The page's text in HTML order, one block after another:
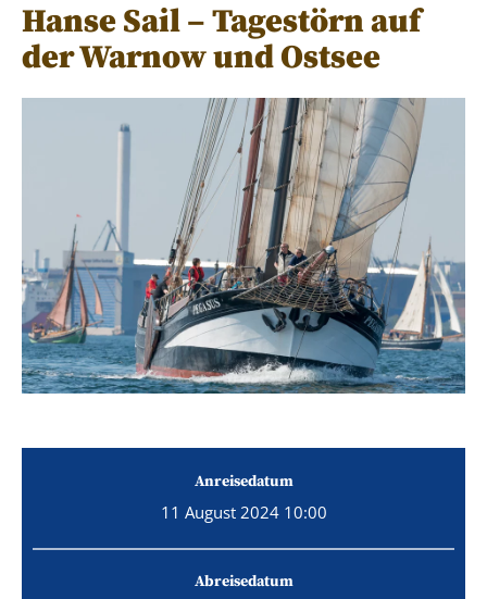
Hanse Sail – Tagestörn auf
der Warnow und Ostsee
Anreisedatum
11 August 2024 10:00
Abreisedatum